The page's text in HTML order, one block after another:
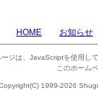
HOME お知らせ
ージは、JavaScriptを使用し
このホーム
1999-2026